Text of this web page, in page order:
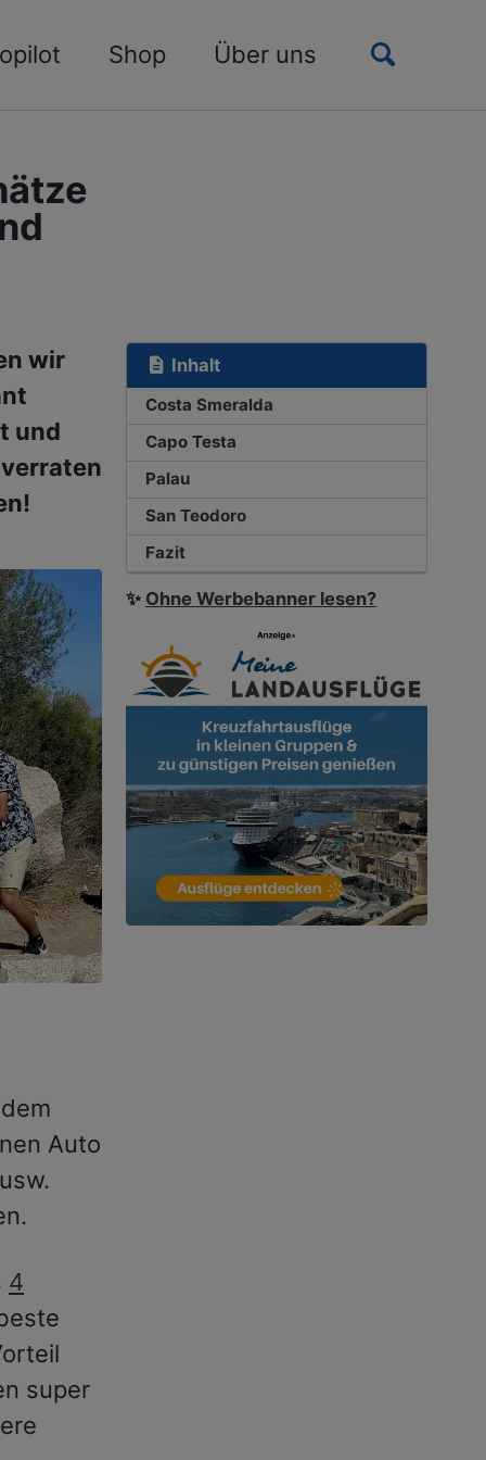
Shop Über uns
Toggle
Inhalt
Costa Smeralda
Capo Testa
Palau
San Teodoro
Fazit
✨ Ohne Werbebanner lesen?
wir
und
Auto
4
super